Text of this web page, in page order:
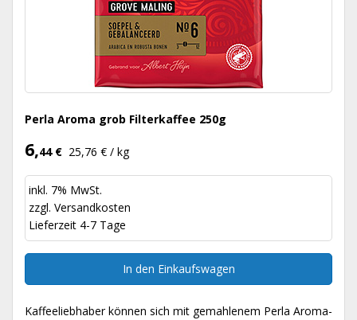
Perla Aroma grob Filterkaffee 250g
6,44 € 25,76 € / kg
inkl. 7% MwSt.
zzgl. Versandkosten
Lieferzeit 4-7 Tage
In den Einkaufswagen
Kaffeeliebhaber können sich mit gemahlenem Perla Aroma-